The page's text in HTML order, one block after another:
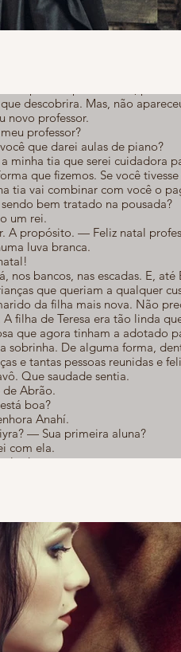
descobrira. Mas, não
novo professor.
professor?
que darei aulas de piano?
minha tia que serei cuidadora
que fizemos. Se você
tia vai combinar com você o
bem tratado na pousada?
um rei.
A propósito. — Feliz natal
luva branca.
nos bancos, nas escadas. E,
que queriam a qualquer
da filha mais nova. Não
filha de Teresa era tão linda
que agora tinham a adotado
sobrinha. De alguma forma,
e tantas pessoas reunidas e
Que saudade sentia.
Abrão.
boa?
Anahí.
— Sua primeira aluna?
com ela.
de arte para que possam me